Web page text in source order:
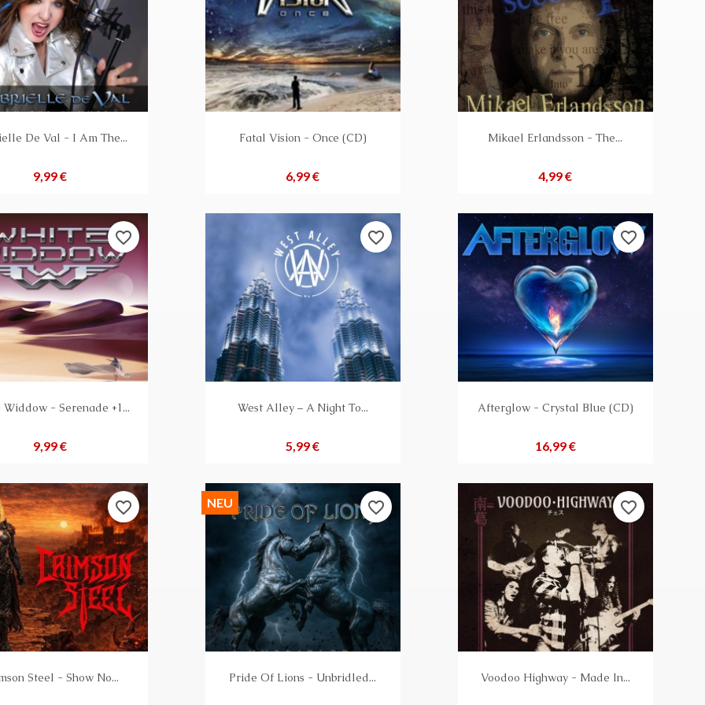
De Val - I Am The...
Preis
9,99 €
Fatal Vision - Once (CD)
Preis
6,99 €
Mikael Erlandsson - The...
Preis
4,99 €
- Serenade +1...
Preis
9,99 €
favorite_border
West Alley – A Night To...
Preis
5,99 €
favorite_border
Afterglow - Crystal Blue (CD)
Preis
16,99 €
favorite_border
Steel - Show No...
favorite_border
Pride Of Lions - Unbridled...
NEU favorite_border
Voodoo Highway - Made In...
favorite_border